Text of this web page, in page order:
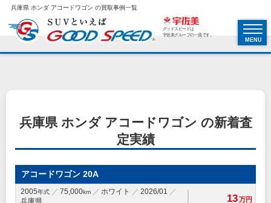
兵庫県 ホンダ アコードワゴン の買取事例一覧
グッドスピードは
宇佐美グループの一員です。
MENU
兵庫県 ホンダ アコードワゴン の新着査
定実績
アコードワゴン 20A
2005年式 75,000km ホワイト
2026/01
13万円